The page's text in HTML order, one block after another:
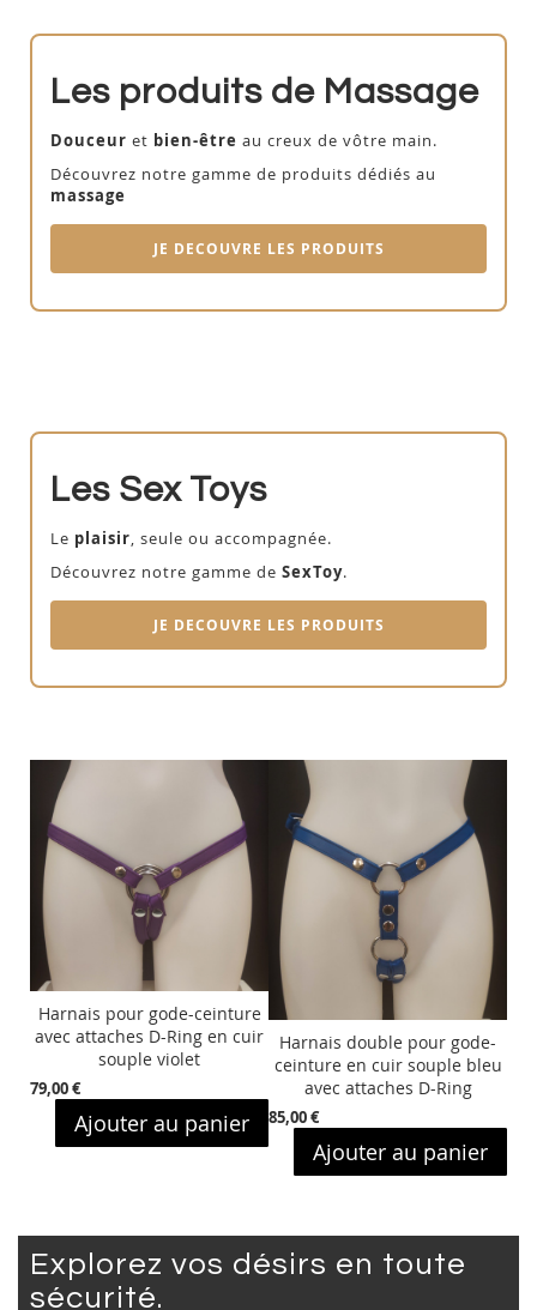
Les produits de Massage
Douceur et bien-être au creux de vôtre main.
Découvrez notre gamme de produits dédiés au
massage
JE DECOUVRE LES PRODUITS
Harnais pour gode-ceinture
avec attaches D-Ring en cuir
souple violet
79,00 €
Ajouter au panier
Harnais double pour gode-
ceinture en cuir souple bleu
avec attaches D-Ring
85,00 €
Ajouter au panier
Les Sex Toys
Le plaisir, seule ou accompagnée.
Découvrez notre gamme de SexToy.
JE DECOUVRE LES PRODUITS
Explorez vos désirs en toute
sécurité.